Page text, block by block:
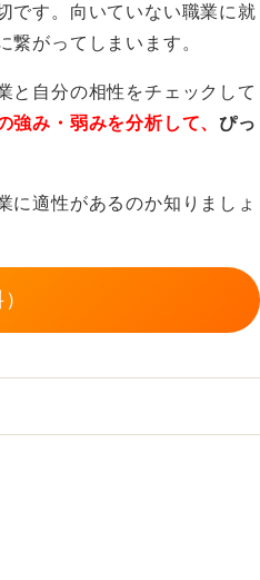
、やはり選考時点からある程
そらく英語力を必須とする企
です。向いていない職業に就
繋がってしまいます。
と自分の相性をチェックして
強み・弱みを分析して、 ぴっ
に適性があるのか知りましょ